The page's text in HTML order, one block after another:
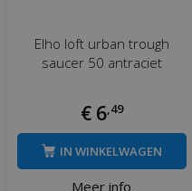
Elho loft urban trough
saucer 50 antraciet
€ 6,49
Meer info
IN WINKELWAGEN